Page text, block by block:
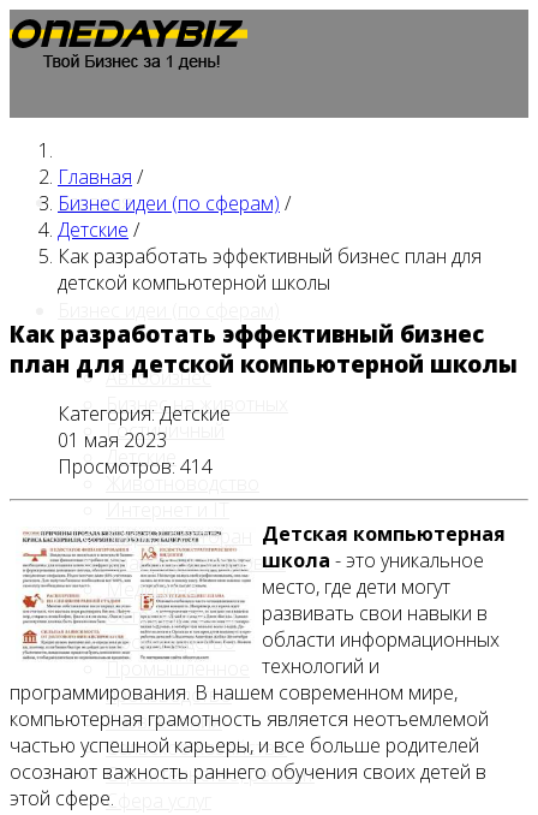
Главная
Автобизнес
Бизнес на животных
Гостиничный
Детские
Животноводство
Кафе / ресторан
Красота и здоровье
Медицина
Островки в ТЦ
Производство
Промышленное
производство
Развлечения
Сельское хозяйство
Строительство, ремонт
Сфера услуг
Главная /
Бизнес идеи (по сферам) /
Детские /
Как разработать эффективный бизнес план для
детской компьютерной школы
Как разработать эффективный бизнес
план для детской компьютерной школы
Категория: Детские
01 мая 2023
Просмотров: 414
Детская компьютерная
школа - это уникальное
место, где дети могут
развивать свои навыки в
области информационных
технологий и
программирования. В нашем современном мире,
компьютерная грамотность является неотъемлемой
частью успешной карьеры, и все больше родителей
осознают важность раннего обучения своих детей в
этой сфере.